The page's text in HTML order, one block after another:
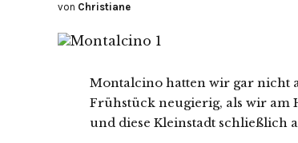
von Christiane
Montalcino hatten wir gar nicht
Frühstück neugierig, als wir am
und diese Kleinstadt schließlich